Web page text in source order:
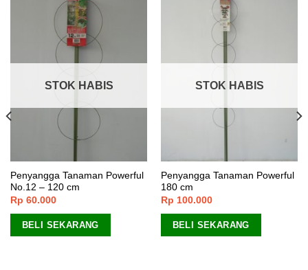
STOK HABIS
Penyangga Tanaman Powerful
No.12 – 120 cm
Rp 60.000
BELI SEKARANG
STOK HABIS
Penyangga Tanaman Powerful
180 cm
Rp 100.000
BELI SEKARANG